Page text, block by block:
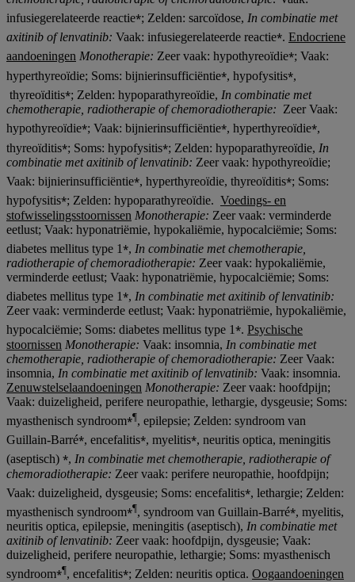
infusiegerelateerde reactie⁎; Zelden: sarcoïdose, In combinatie met
axitinib of lenvatinib: Vaak: infusiegerelateerde reactie⁎. Endocriene
aandoeningen Monotherapie: Zeer vaak: hypothyreoïdie⁎; Vaak:
hyperthyreoïdie; Soms: bijnierinsufficiëntie⁎, hypofysitis⁎,
thyreoïditis⁎; Zelden: hypoparathyreoïdie, In combinatie met
chemotherapie, radiotherapie of chemoradiotherapie: Zeer Vaak:
hypothyreoïdie⁎; Vaak: bijnierinsufficiëntie⁎, hyperthyreoïdie⁎,
thyreoïditis⁎; Soms: hypofysitis⁎; Zelden: hypoparathyreoïdie, In
combinatie met axitinib of lenvatinib: Zeer vaak: hypothyreoïdie;
Vaak: bijnierinsufficiëntie⁎, hyperthyreoïdie, thyreoïditis⁎; Soms:
hypofysitis⁎; Zelden: hypoparathyreoïdie. Voedings- en
stofwisselingsstoornissen Monotherapie: Zeer vaak: verminderde
eetlust; Vaak: hyponatriëmie, hypokaliëmie, hypocalciëmie; Soms:
diabetes mellitus type 1 ⁎, In combinatie met chemotherapie,
radiotherapie of chemoradiotherapie: Zeer vaak: hypokaliëmie,
verminderde eetlust; Vaak: hyponatriëmie, hypocalciëmie; Soms:
diabetes mellitus type 1 ⁎, In combinatie met axitinib of lenvatinib:
Zeer vaak: verminderde eetlust; Vaak: hyponatriëmie, hypokaliëmie,
hypocalciëmie; Soms: diabetes mellitus type 1⁎. Psychische
stoornissen Monotherapie: Vaak: insomnia, In combinatie met
chemotherapie, radiotherapie of chemoradiotherapie: Zeer Vaak:
insomnia, In combinatie met axitinib of lenvatinib: Vaak: insomnia.
Zenuwstelselaandoeningen Monotherapie: Zeer vaak: hoofdpijn;
Vaak: duizeligheid, perifere neuropathie, lethargie, dysgeusie; Soms:
myasthenisch syndroom⁎¶, epilepsie; Zelden: syndroom van
Guillain-Barré⁎, encefalitis⁎, myelitis⁎, neuritis optica, meningitis
(aseptisch) ⁎, In combinatie met chemotherapie, radiotherapie of
chemoradiotherapie: Zeer vaak: perifere neuropathie, hoofdpijn;
Vaak: duizeligheid, dysgeusie; Soms: encefalitis⁎, lethargie; Zelden:
myasthenisch syndroom⁎¶, syndroom van Guillain-Barré⁎, myelitis,
neuritis optica, epilepsie, meningitis (aseptisch), In combinatie met
axitinib of lenvatinib: Zeer vaak: hoofdpijn, dysgeusie; Vaak:
duizeligheid, perifere neuropathie, lethargie; Soms: myasthenisch
syndroom⁎¶, encefalitis⁎; Zelden: neuritis optica. Oogaandoeningen